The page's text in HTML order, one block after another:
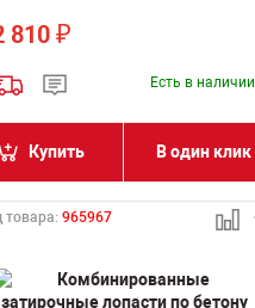
810 ₽
Есть в наличии
Купить В один клик
товара: 965967